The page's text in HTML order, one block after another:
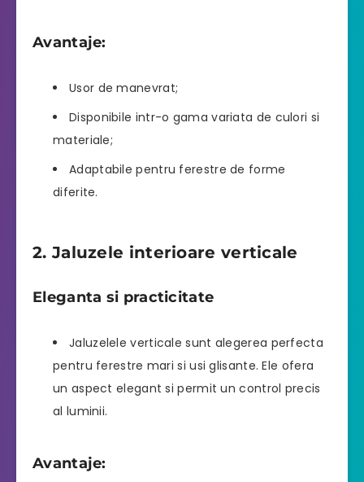
Avantaje:
Usor de manevrat;
Disponibile intr-o gama variata de culori si
materiale;
Adaptabile pentru ferestre de forme
diferite.
2. Jaluzele interioare verticale
Eleganta si practicitate
Jaluzelele verticale sunt alegerea perfecta
pentru ferestre mari si usi glisante. Ele ofera
un aspect elegant si permit un control precis
al luminii.
Avantaje: